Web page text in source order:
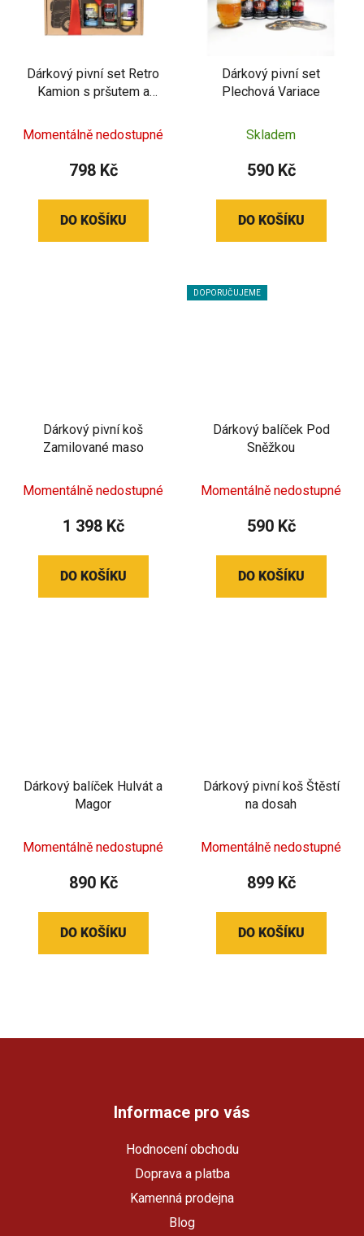
Dárkový pivní set Retro
Kamion s pršutem a
Momentálně nedostupné
798 Kč
DO KOŠÍKU
Dárkový pivní set
Plechová Variace
Skladem
590 Kč
DO KOŠÍKU
Dárkový pivní koš
Zamilované maso
Momentálně nedostupné
1 398 Kč
DO KOŠÍKU
DOPORUČUJEME
Dárkový balíček Pod
Sněžkou
Momentálně nedostupné
590 Kč
DO KOŠÍKU
Dárkový balíček Hulvát a
Magor
Momentálně nedostupné
890 Kč
DO KOŠÍKU
Dárkový pivní koš Štěstí
na dosah
Momentálně nedostupné
899 Kč
DO KOŠÍKU
Informace pro vás
Hodnocení obchodu
Doprava a platba
Kamenná prodejna
Blog